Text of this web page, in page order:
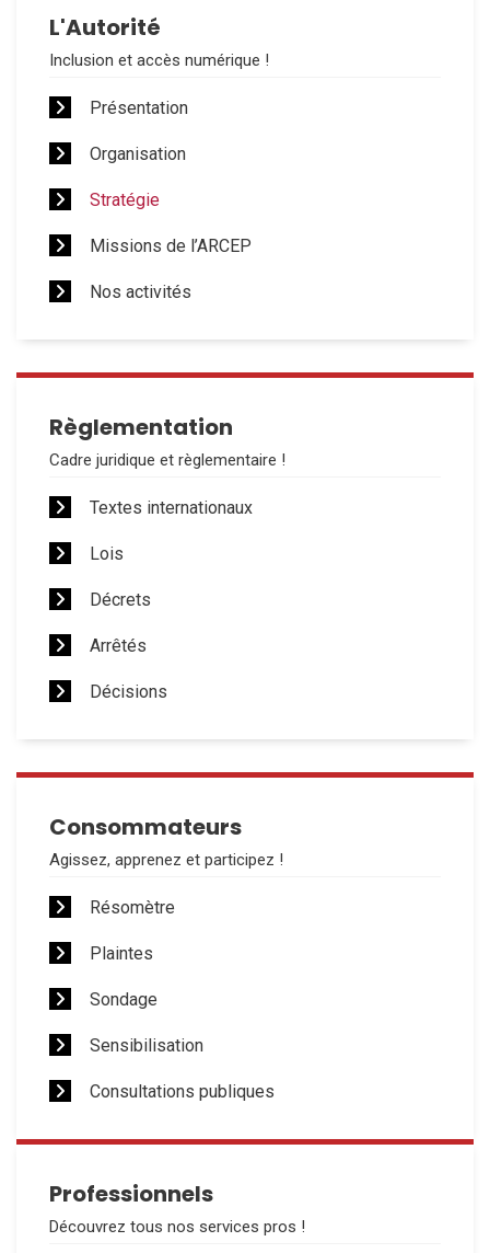
L'Autorité
Inclusion et accès numérique !
Présentation
Organisation
Stratégie
Missions de l’ARCEP
Nos activités
Règlementation
Cadre juridique et règlementaire !
Textes internationaux
Lois
Décrets
Arrêtés
Décisions
Consommateurs
Agissez, apprenez et participez !
Résomètre
Plaintes
Sondage
Sensibilisation
Consultations publiques
Professionnels
Découvrez tous nos services pros !